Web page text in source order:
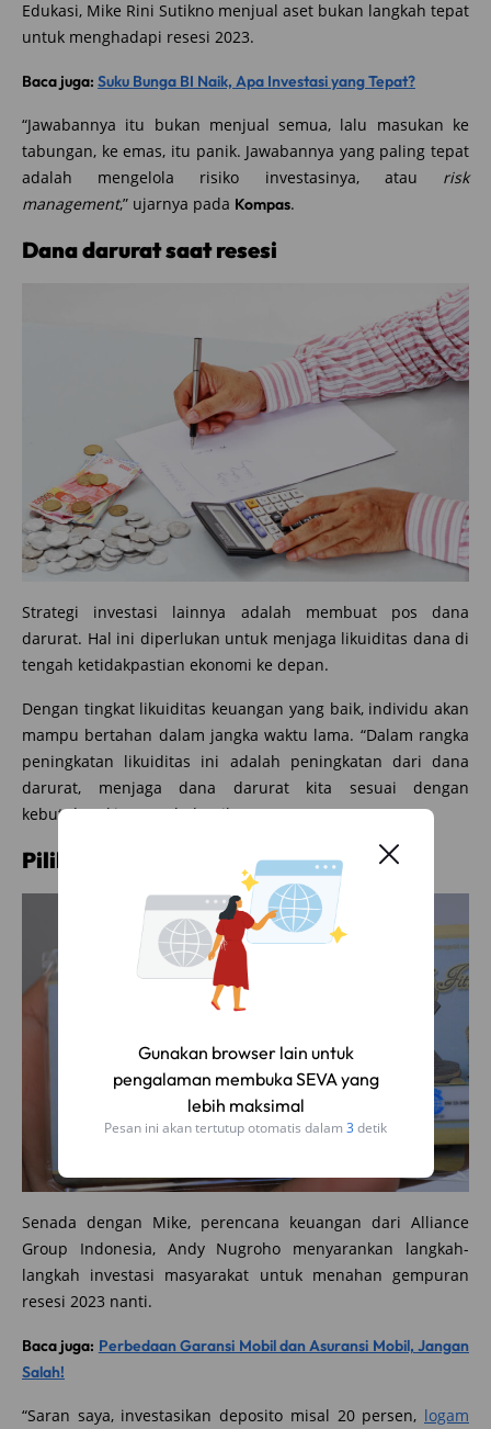
Gunakan browser lain untuk
pengalaman membuka SEVA yang
lebih maksimal
Pesan ini akan tertutup otomatis dalam 2detik
Edukasi, Mike Rini Sutikno menjual aset bukan langkah tepat
untuk menghadapi resesi 2023.
Baca juga: Suku Bunga BI Naik, Apa Investasi yang Tepat?
“Jawabannya itu bukan menjual semua, lalu masukan ke
tabungan, ke emas, itu panik. Jawabannya yang paling tepat
adalah mengelola risiko investasinya, atau risk
management,” ujarnya pada Kompas.
Dana darurat saat resesi
Strategi investasi lainnya adalah membuat pos dana
darurat. Hal ini diperlukan untuk menjaga likuiditas dana di
tengah ketidakpastian ekonomi ke depan.
Dengan tingkat likuiditas keuangan yang baik, individu akan
mampu bertahan dalam jangka waktu lama. “Dalam rangka
peningkatan likuiditas ini adalah peningkatan dari dana
darurat, menjaga dana darurat kita sesuai dengan
kebutuhan kita,” tambah Mike.
Pilih investasi tepat
Senada dengan Mike, perencana keuangan dari Alliance
Group Indonesia, Andy Nugroho menyarankan langkah-
langkah investasi masyarakat untuk menahan gempuran
resesi 2023 nanti.
Baca juga: Perbedaan Garansi Mobil dan Asuransi Mobil, Jangan
Salah!
“Saran saya, investasikan deposito misal 20 persen, logam